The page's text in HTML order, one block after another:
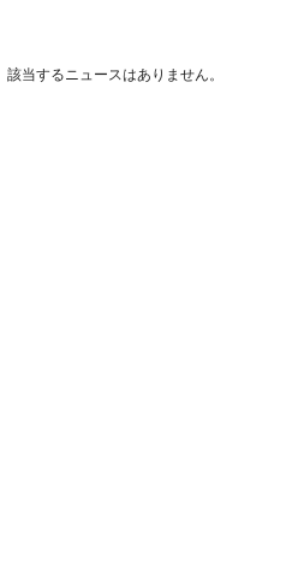
該当するニュースはありません。